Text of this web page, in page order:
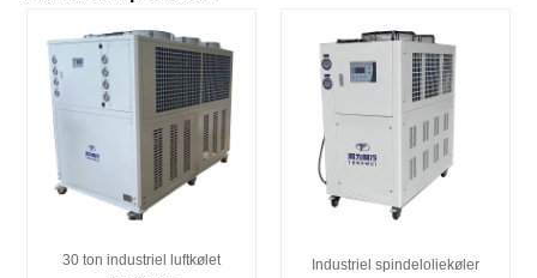
30 ton industriel luftkølet
Industriel spindeloliekøler